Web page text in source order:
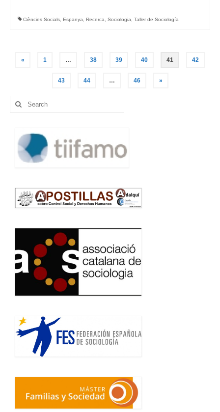
Ciències Socials Espanya Recerca Sociologia Taller de Sociología
Posts
navigation
« 1 … 38 39 40 41 42
43 44 … 46 »
Search
for: